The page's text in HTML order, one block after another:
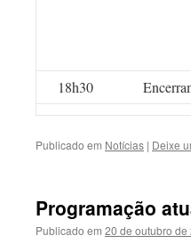
18h30
Publicado em Notícias | Deixe
Programação
Publicado em 20 de outubro de